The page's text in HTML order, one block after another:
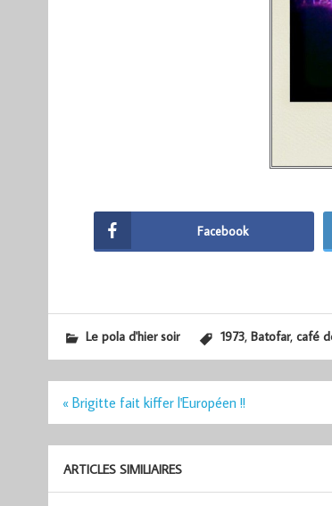
Facebook
Le pola d'hier soir 1973, Batofar, café
Navigation
« Brigitte fait kiffer l'Européen !!
ARTICLES SIMILIAIRES